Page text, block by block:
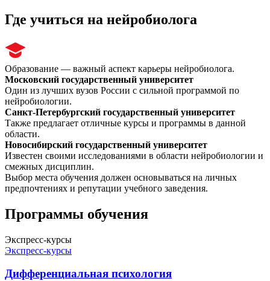
Где учиться на нейробиолога
Образование — важный аспект карьеры нейробиолога.
Московский государственный университет
Один из лучших вузов России с сильной программой по
нейробиологии.
Санкт-Петербургский государственный университет
Также предлагает отличные курсы и программы в данной
области.
Новосибирский государственный университет
Известен своими исследованиями в области нейробиологии и
смежных дисциплин.
Выбор места обучения должен основываться на личных
предпочтениях и репутации учебного заведения.
Программы обучения
Экспресс-курсы
Экспресс-курсы
Дифференциальная психология